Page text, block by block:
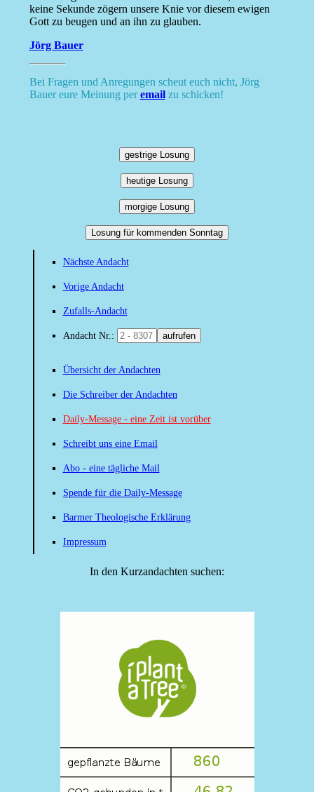
keine Sekunde zögern unsere Knie vor diesem ewigen
Gott zu beugen und an ihn zu glauben.
Jörg Bauer
Bei Fragen und Anregungen scheut euch nicht, Jörg
Bauer eure Meinung peremailzu schicken!
gestrige Losung
heutige Losung
morgige Losung
Losung für kommenden Sonntag
Nächste Andacht
Vorige Andacht
Zufalls-Andacht
Andacht Nr.: aufrufen
Übersicht der Andachten
Die Schreiber der Andachten
Daily-Message - eine Zeit ist vorüber
Schreibt uns eine Email
Abo - eine tägliche Mail
Spende für die Daily-Message
Barmer Theologische Erklärung
Impressum
In den Kurzandachten suchen: